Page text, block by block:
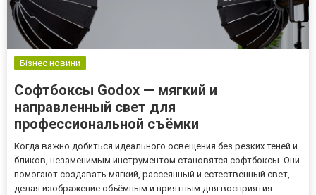
Бізнес новини
Софтбоксы Godox — мягкий и
направленный свет для
профессиональной съёмки
Когда важно добиться идеального освещения без резких теней и
бликов, незаменимым инструментом становятся софтбоксы. Они
помогают создавать мягкий, рассеянный и естественный свет,
делая изображение объёмным и приятным для восприятия.